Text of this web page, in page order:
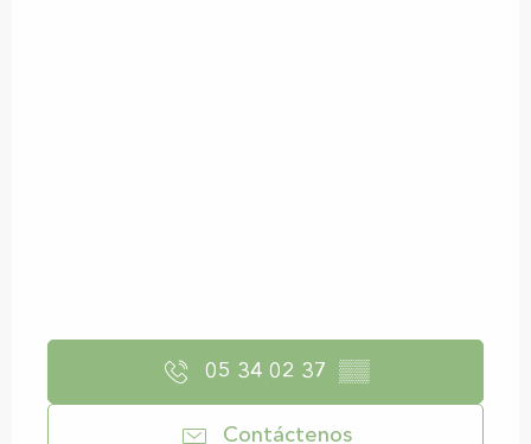
05 34 02 37 ▒▒
Contáctenos